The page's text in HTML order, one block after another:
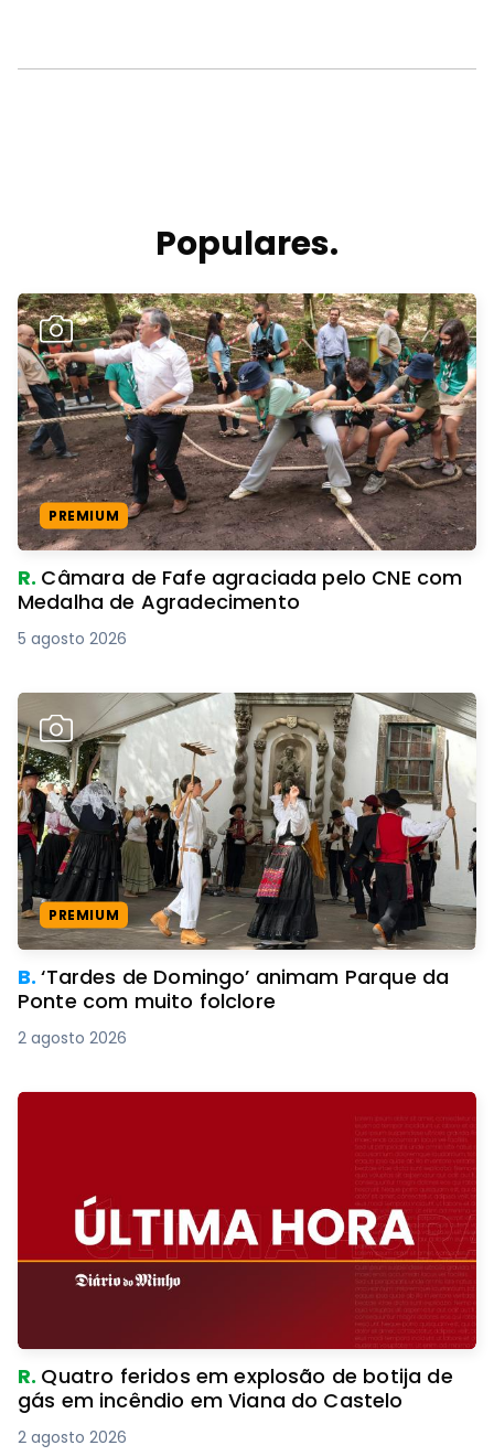
Populares.
PREMIUM
R. Câmara de Fafe agraciada pelo CNE com
Medalha de Agradecimento
5 agosto 2026
PREMIUM
B.‘Tardes de Domingo’ animam Parque da
Ponte com muito folclore
2 agosto 2026
R. Quatro feridos em explosão de botija de
gás em incêndio em Viana do Castelo
2 agosto 2026